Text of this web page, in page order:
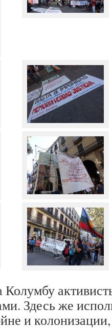
Здесь же
и